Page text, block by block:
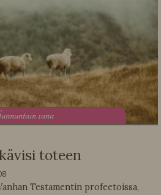
unnuntain sana
toteen
Testamentin profeetoissa,